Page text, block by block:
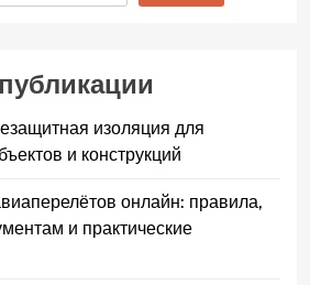
изоляция для
и конструкций
онлайн: правила,
и практические